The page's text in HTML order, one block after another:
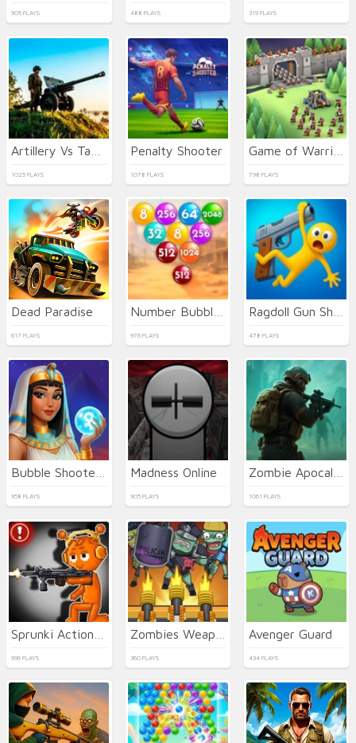
905 PLAYS 488 PLAYS 319 PLAYS
1025 PLAYS
Penalty Shooter
1078 PLAYS 798 PLAYS
Dead Paradise
617 PLAYS 976 PLAYS 478 PLAYS
958 PLAYS
Madness Online
905 PLAYS 1061 PLAYS
996 PLAYS 360 PLAYS
Avenger Guard
434 PLAYS